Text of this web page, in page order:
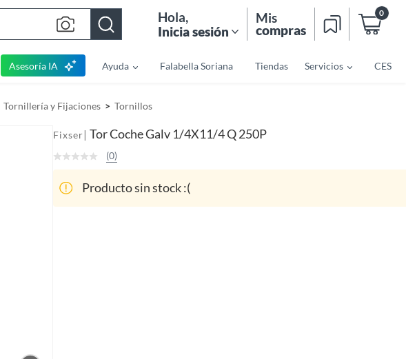
Hola,
Inicia sesión
Mis
compras
0
Asesoría IA Ayuda Falabella Soriana Tiendas Servicios CES
Tornillería y Fijaciones Tornillos
Fixser| Tor Coche Galv 1/4X11/4 Q 250P
(0)
Producto sin stock :(